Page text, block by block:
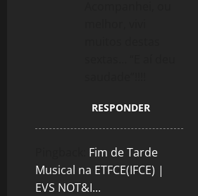
RESPONDER
Fim de Tarde
Musical na ETFCE(IFCE) |
EVS NOT&I...